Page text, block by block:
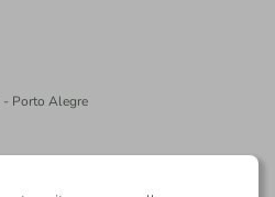
- Porto Alegre